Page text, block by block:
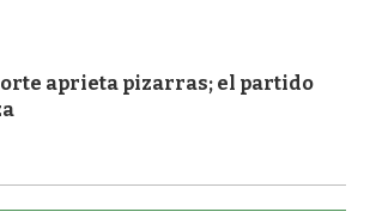
aprieta pizarras; el partido